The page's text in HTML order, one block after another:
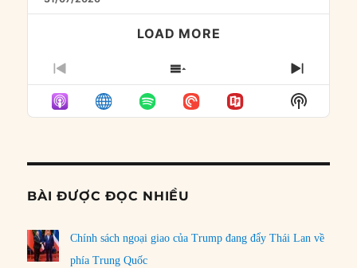
LOAD MORE
PREVIOUS
EPISODE
SHOW
EPISODES
LIST
NEXT
Show
Podcast
BÀI ĐƯỢC ĐỌC NHIỀU
Chính sách ngoại giao của Trump đang đẩy Thái Lan về
phía Trung Quốc